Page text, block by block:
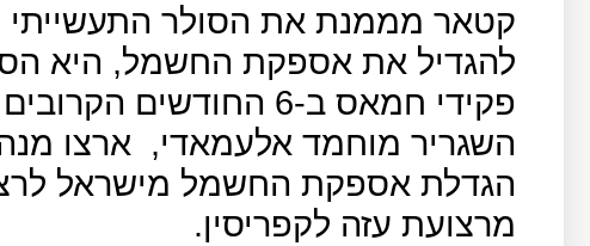
קטאר מממנת את הסולר
להגדיל את אספקת החשמל, היא
פקידי חמאס ב-6 החודשים הקרובים בסך 90 מיליון דולר ולדברי
השגריר מוחמד אלעמאדי, ארצו
הגדלת אספקת החשמל מישראל
מרצועת עזה לקפריסין.